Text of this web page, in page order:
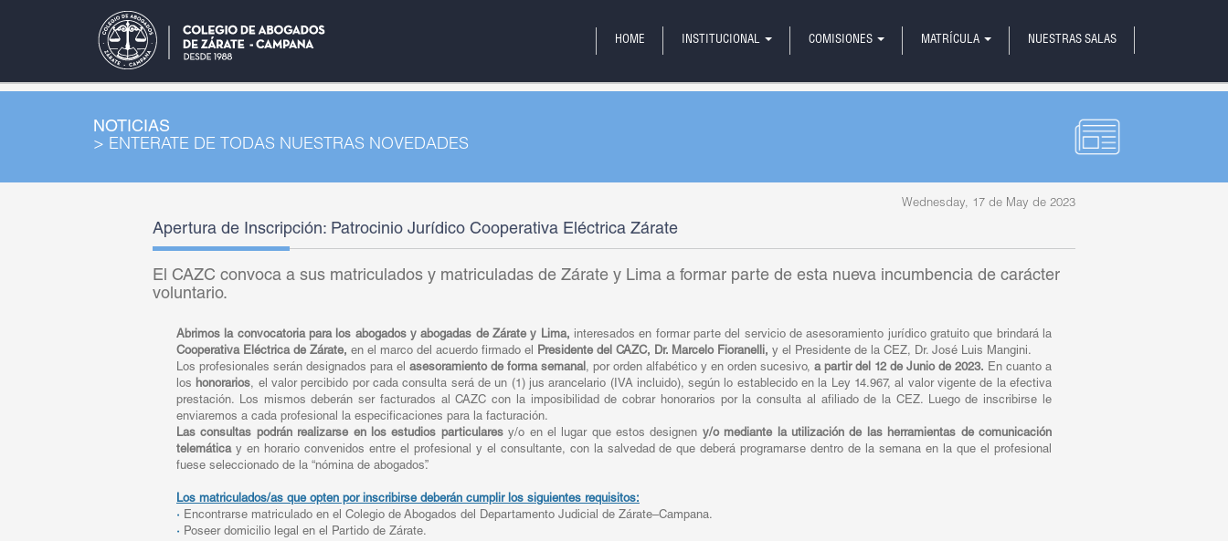
HOME INSTITUCIONAL COMISIONES MATRÍCULA NUESTRAS SALAS
NOTICIAS
> ENTERATE DE TODAS NUESTRAS NOVEDADES
Wednesday, 17 de May de 2023
Apertura de Inscripción: Patrocinio Jurídico Cooperativa Eléctrica Zárate
El CAZC convoca a sus matriculados y matriculadas de Zárate y Lima a formar parte de esta nueva incumbencia de carácter
voluntario.
Abrimos la convocatoria para los abogados y abogadas de Zárate y Lima, interesados en formar parte del servicio de asesoramiento jurídico gratuito que brindará la
Cooperativa Eléctrica de Zárate, en el marco del acuerdo firmado el Presidente del CAZC, Dr. Marcelo Fioranelli, y el Presidente de la CEZ, Dr. José Luis Mangini.
Los profesionales serán designados para el asesoramiento de forma semanal, por orden alfabético y en orden sucesivo, a partir del 12 de Junio de 2023. En cuanto a
los honorarios, el valor percibido por cada consulta será de un (1) jus arancelario (IVA incluido), según lo establecido en la Ley 14.967, al valor vigente de la efectiva
prestación. Los mismos deberán ser facturados al CAZC con la imposibilidad de cobrar honorarios por la consulta al afiliado de la CEZ. Luego de inscribirse le
enviaremos a cada profesional la especificaciones para la facturación.
Las consultas podrán realizarse en los estudios particularesy/o en el lugar que estos designen y/o mediante la utilización de las herramientas de comunicación
telemáticay en horario convenidos entre el profesional y el consultante, con la salvedad de que deberá programarse dentro de la semana en la que el profesional
fuese seleccionado de la “nómina de abogados”.
Los matriculados/as que opten por inscribirse deberán cumplir los siguientes requisitos:
· Encontrarse matriculado en el Colegio de Abogados del Departamento Judicial de Zárate–Campana.
· Poseer domicilio legal en el Partido de Zárate.